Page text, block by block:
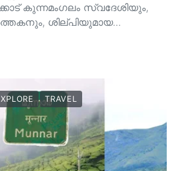
കുന്നമംഗലം സ്വദേശിയും,
ശില്പിയുമായ…
TRAVEL